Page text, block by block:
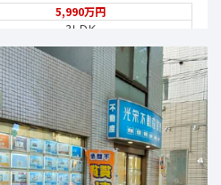
5,990万円
3ＬＤＫ
西武池袋・豊島線 石神井公園
6,980万円
2ＳＬＤＫ
井荻駅
歩18分